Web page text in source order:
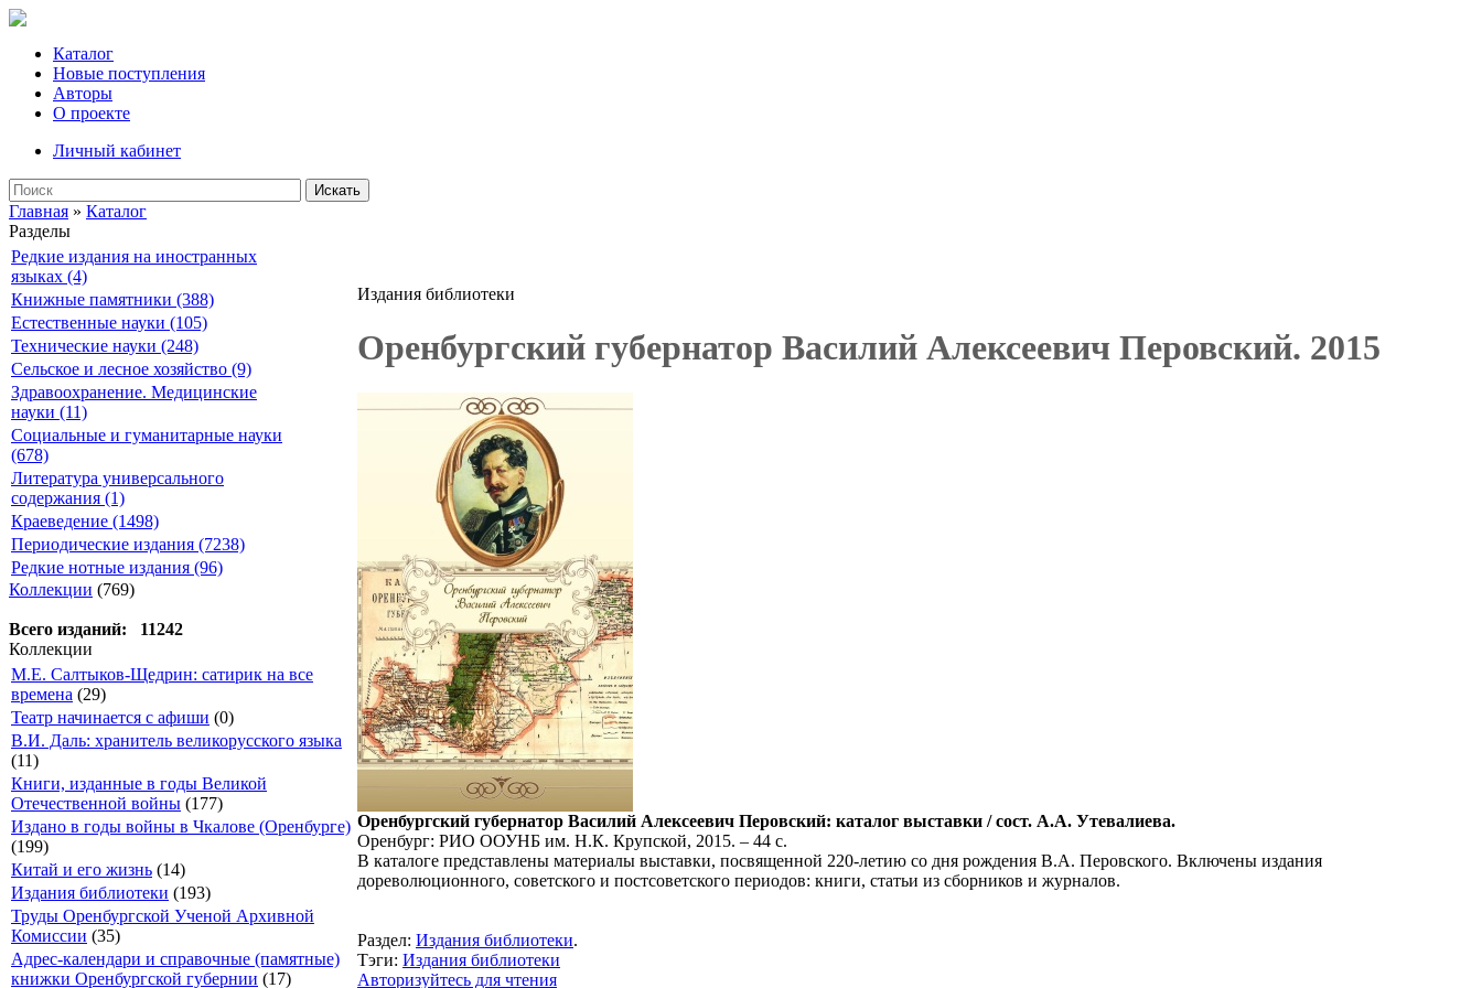
Каталог
Новые поступления
Авторы
О проекте
Личный кабинет
Искать
Главная » Каталог
Разделы
Редкие издания на иностранных
языках (4)
Книжные памятники (388)
Естественные науки (105)
Технические науки (248)
Сельское и лесное хозяйство (9)
Здравоохранение. Медицинские
науки (11)
Социальные и гуманитарные науки
(678)
Литература универсального
содержания (1)
Краеведение (1498)
Периодические издания (7238)
Редкие нотные издания (96)
Коллекции (769)
Всего изданий: 11242
Коллекции
М.Е. Салтыков-Щедрин: сатирик на все
времена (29)
Театр начинается с афиши (0)
В.И. Даль: хранитель великорусского языка
(11)
Книги, изданные в годы Великой
Отечественной войны (177)
Издано в годы войны в Чкалове (Оренбурге)
(199)
Китай и его жизнь (14)
Издания библиотеки (193)
Труды Оренбургской Ученой Архивной
Комиссии (35)
Адрес-календари и справочные (памятные)
книжки Оренбургской губернии (17)
Издания библиотеки
Оренбургский губернатор Василий Алексеевич Перовский. 2015
Оренбургский губернатор Василий Алексеевич Перовский: каталог выставки / сост. А.А. Утевалиева.
Оренбург: РИО ООУНБ им. Н.К. Крупской, 2015. – 44 с.
В каталоге представлены материалы выставки, посвященной 220-летию со дня рождения В.А. Перовского. Включены издания
дореволюционного, советского и постсоветского периодов: книги, статьи из сборников и журналов.
Раздел: Издания библиотеки.
Тэги: Издания библиотеки
Авторизуйтесь для чтения